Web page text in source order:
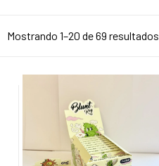
Mostrando 1–20 de 69 resultados